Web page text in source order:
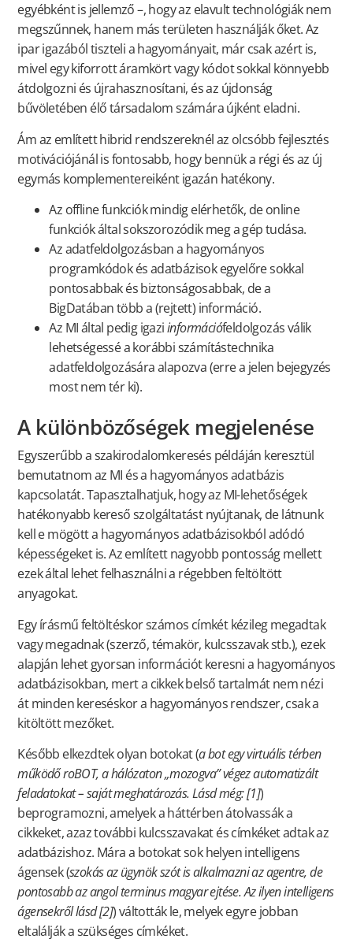
egyébként is jellemző –, hogy az elavult technológiák nem
megszűnnek, hanem más területen használják őket. Az
ipar igazából tiszteli a hagyományait, már csak azért is,
mivel egy kiforrott áramkört vagy kódot sokkal könnyebb
átdolgozni és újrahasznosítani, és az újdonság
bűvöletében élő társadalom számára újként eladni.
Ám az említett hibrid rendszereknél az olcsóbb fejlesztés
motivációjánál is fontosabb, hogy bennük a régi és az új
egymás komplementereiként igazán hatékony.
Az offline funkciók mindig elérhetők, de online
funkciók által sokszorozódik meg a gép tudása.
Az adatfeldolgozásban a hagyományos
programkódok és adatbázisok egyelőre sokkal
pontosabbak és biztonságosabbak, de a
BigDatában több a (rejtett) információ.
Az MI által pedig igaziinformációfeldolgozás válik
lehetségessé a korábbi számítástechnika
adatfeldolgozására alapozva (erre a jelen bejegyzés
most nem tér ki).
A különbözőségek megjelenése
Egyszerűbb a szakirodalomkeresés példáján keresztül
bemutatnom az MI és a hagyományos adatbázis
kapcsolatát. Tapasztalhatjuk, hogy az MI-lehetőségek
hatékonyabb kereső szolgáltatást nyújtanak, de látnunk
kell e mögött a hagyományos adatbázisokból adódó
képességeket is. Az említett nagyobb pontosság mellett
ezek által lehet felhasználni a régebben feltöltött
anyagokat.
Egy írásmű feltöltéskor számos címkét kézileg megadtak
vagy megadnak (szerző, témakör, kulcsszavak stb.), ezek
alapján lehet gyorsan információt keresni a hagyományos
adatbázisokban, mert a cikkek belső tartalmát nem nézi
át minden kereséskor a hagyományos rendszer, csak a
kitöltött mezőket.
Később elkezdtek olyan botokat (a bot egy virtuális térben
működő roBOT, a hálózaton „mozogva” végez automatizált
feladatokat – saját meghatározás. Lásd még: [1])
beprogramozni, amelyek a háttérben átolvassák a
cikkeket, azaz további kulcsszavakat és címkéket adtak az
adatbázishoz. Mára a botokat sok helyen intelligens
ágensek (szokás az ügynök szót is alkalmazni az agentre, de
pontosabb az angol terminus magyar ejtése. Az ilyen intelligens
ágensekről lásd [2]) váltották le, melyek egyre jobban
eltalálják a szükséges címkéket.